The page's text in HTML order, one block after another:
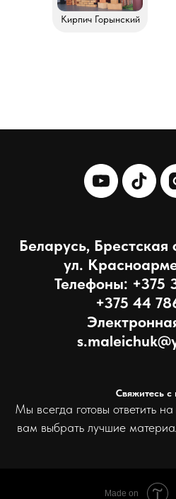
Кирпич Горынский
Беларусь, Брестская
ул.
Телефоны: +375
+375 44
Свяжитесь с
Мы всегда готовы ответить
вам выбрать лучшие
Made on